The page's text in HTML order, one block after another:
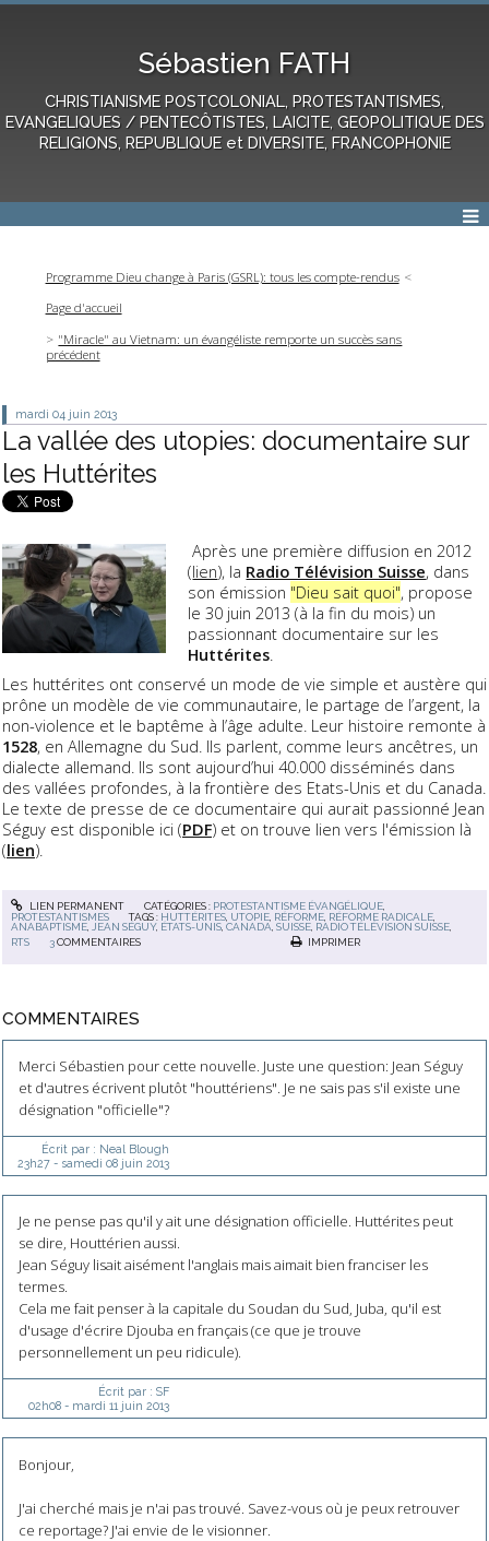
Sébastien FATH
CHRISTIANISME POSTCOLONIAL, PROTESTANTISMES,
EVANGELIQUES / PENTECÔTISTES, LAICITE, GEOPOLITIQUE DES
RELIGIONS, REPUBLIQUE et DIVERSITE, FRANCOPHONIE
Programme Dieu change à Paris (GSRL): tous les compte-rendus
Page d'accueil
"Miracle" au Vietnam: un évangéliste remporte un succès sans
précédent
mardi 04 juin 2013
La vallée des utopies: documentaire sur
les Huttérites
Après une première diffusion en 2012
(lien), la Radio Télévision Suisse, dans
son émission "Dieu sait quoi", propose
le 30 juin 2013 (à la fin du mois) un
passionnant documentaire sur les
Huttérites.
Les huttérites ont conservé un mode de vie simple et austère qui
prône un modèle de vie communautaire, le partage de l’argent, la
non-violence et le baptême à l’âge adulte. Leur histoire remonte à
1528, en Allemagne du Sud. Ils parlent, comme leurs ancêtres, un
dialecte allemand. Ils sont aujourd’hui 40.000 disséminés dans
des vallées profondes, à la frontière des Etats-Unis et du Canada.
Le texte de presse de ce documentaire qui aurait passionné Jean
Séguy est disponible ici (PDF) et on trouve lien vers l'émission là
(lien).
LIEN PERMANENT CATÉGORIES : PROTESTANTISME ÉVANGÉLIQUE,
PROTESTANTISMES
TAGS : HUTTÉRITES UTOPIE RÉFORME RÉFORME RADICALE
ANABAPTISME
JEAN SÉGUY, ÉTATS-UNIS ,CANADA ,SUISSE RADIO TÉLÉVISION SUISSE
RTS
3 COMMENTAIRES IMPRIMER
COMMENTAIRES
Merci Sébastien pour cette nouvelle. Juste une question: Jean Séguy
et d'autres écrivent plutôt "houttériens". Je ne sais pas s'il existe une
désignation "officielle"?
Écrit par : Neal Blough
23h27- samedi 08 juin 2013
Je ne pense pas qu'il y ait une désignation officielle. Huttérites peut
se dire, Houttérien aussi.
Jean Séguy lisait aisément l'anglais mais aimait bien franciser les
termes.
Cela me fait penser à la capitale du Soudan du Sud, Juba, qu'il est
d'usage d'écrire Djouba en français (ce que je trouve
personnellement un peu ridicule).
Écrit par : SF
02h08- mardi 11 juin 2013
Bonjour,
J'ai cherché mais je n'ai pas trouvé. Savez-vous où je peux retrouver
ce reportage? J'ai envie de le visionner.